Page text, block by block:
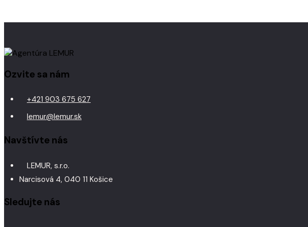
Ozvite sa nám
+421 903 675 627
lemur@lemur.sk
Navštívte nás
LEMUR, s.r.o.
Narcisová 4, 040 11 Košice
Sledujte nás